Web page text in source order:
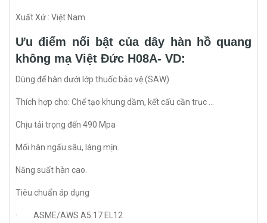
Xuất Xứ : Việt Nam
Ưu điểm nổi bật của dây hàn hồ quang
không mạ Việt Đức H08A- VD:
Dùng để hàn dưới lớp thuốc bảo vệ (SAW)
Thích hợp cho: Chế tạo khung dầm, kết cấu cần trục …
Chịu tải trọng đến 490 Mpa
Mối hàn ngấu sâu, láng mịn.
Năng suất hàn cao.
Tiêu chuẩn áp dụng
· ASME/AWS A5.17 EL12